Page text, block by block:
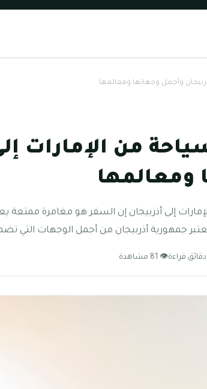
وأجمل وجهاتها ومعالمها
من الإمارات
ومعالمها
إلى أذربيجان إن السفر هو مغامرة ممتعة
جمهورية أذربيجان من أجمل الوجهات التي
👁 81 مشاهدة